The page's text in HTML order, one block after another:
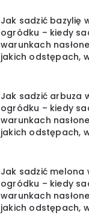
Jak sadzić bazylię
ogródku – kiedy
warunkach
jakich odstępach,
Jak sadzić arbuza
ogródku – kiedy
warunkach
jakich odstępach,
Jak sadzić melona
ogródku – kiedy
warunkach
jakich odstępach,